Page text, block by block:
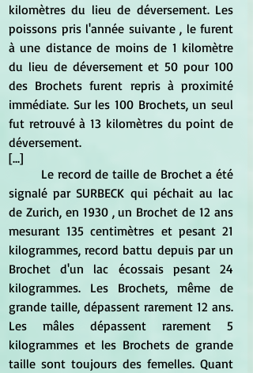
kilomètres du lieu de déversement. Les
poissons pris l'année suivante , le furent
à une distance de moins de 1 kilomètre
du lieu de déversement et 50 pour 100
des Brochets furent repris à proximité
immédiate. Sur les 100 Brochets, un seul
fut retrouvé à 13 kilomètres du point de
déversement.
[...]
signalé par SURBECK qui péchait au lac
de Zurich, en 1930 , un Brochet de 12 ans
mesurant 135 centimètres et pesant 21
kilogrammes, record battu depuis par un
Brochet d'un lac écossais pesant 24
kilogrammes. Les Brochets, même de
grande taille, dépassent rarement 12 ans.
Les mâles dépassent rarement 5
kilogrammes et les Brochets de grande
taille sont toujours des femelles. Quant